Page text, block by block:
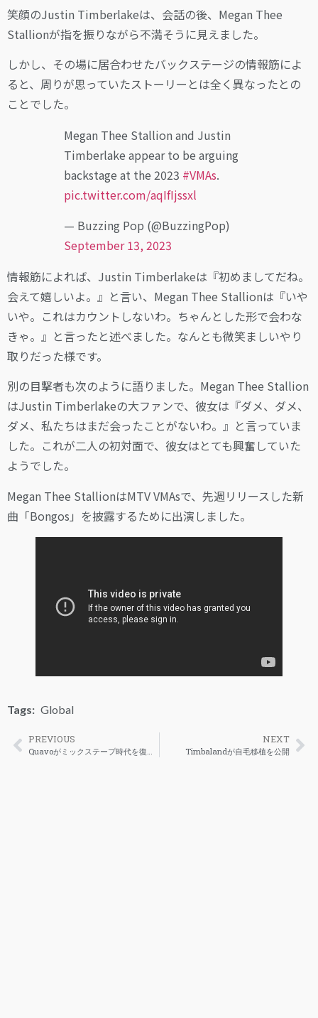
笑顔のJustin Timberlakeは、会話の後、Megan Thee
Stallionが指を振りながら不満そうに見えました。
しかし、その場に居合わせたバックステージの情報筋によ
ると、周りが思っていたストーリーとは全く異なったとの
ことでした。
Megan Thee Stallion and Justin
Timberlake appear to be arguing
backstage at the 2023 #VMAs.
pic.twitter.com/aqIfIjssxl
— Buzzing Pop (@BuzzingPop)
September 13, 2023
情報筋によれば、Justin Timberlakeは『初めましてだね。
会えて嬉しいよ。』と言い、Megan Thee Stallionは『いや
いや。これはカウントしないわ。ちゃんとした形で会わな
きゃ。』と言ったと述べました。なんとも微笑ましいやり
取りだった様です。
別の目撃者も次のように語りました。Megan Thee Stallion
はJustin Timberlakeの大ファンで、彼女は『ダメ、ダメ、
ダメ、私たちはまだ会ったことがないわ。』と言っていま
した。これが二人の初対面で、彼女はとても興奮していた
ようでした。
Megan Thee StallionはMTV VMAsで、先週リリースした新
曲「Bongos」を披露するために出演しました。
Tags: Global
PREVIOUS
Quavoがミックステープ時代を復活させたいと発言
NEXT
Timbalandが自毛移植を公開